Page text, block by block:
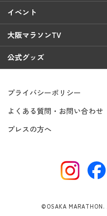
イベント
大阪マラソンTV
公式グッズ
プライバシーポリシー
よくある質問・お問い合わせ
プレスの方へ
©OSAKA MARATHON.